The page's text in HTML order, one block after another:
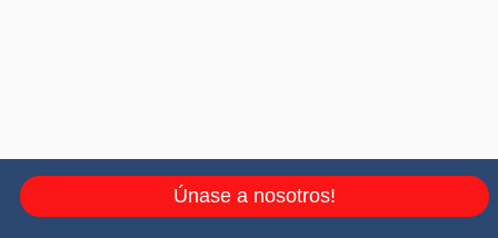
Únase a nosotros!